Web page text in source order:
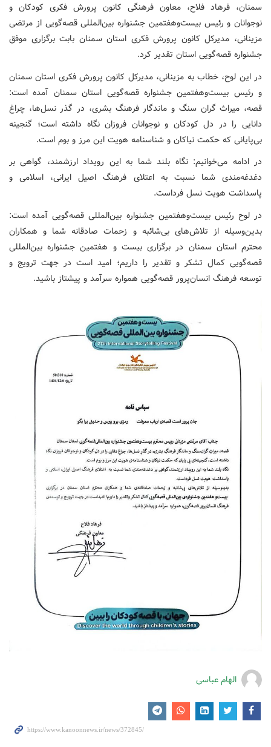
سمنان، فرهاد فلاح، معاون فرهنگی کانون پرورش فکری کودکان و
نوجوانان و رئیس بیست‌وهفتمین جشنواره بین‌المللی قصه‌گویی از مرتضی
مزینانی، مدیرکل کانون پرورش فکری استان سمنان بابت برگزاری موفق
جشنواره قصه‌گویی استان تقدیر کرد.
در این لوح، خطاب به مزینانی، مدیرکل کانون پرورش فکری استان سمنان
و رئیس بیست‌وهفتمین جشنواره قصه‌گویی استان سمنان آمده است:
قصه، میراث گران سنگ و ماندگار فرهنگ بشری، در گذر نسل‌ها، چراغ
دانایی را در دل کودکان و نوجوانان فروزان نگاه داشته است؛ گنجینه
بی‌پایانی که حکمت نیاکان و شناسنامه هویت این مرز و بوم است.
در ادامه می‌خوانیم: نگاه بلند شما به این رویداد ارزشمند، گواهی بر
دغدغه‌مندی شما نسبت به اعتلای فرهنگ اصیل ایرانی، اسلامی و
پاسداشت هویت نسل فرداست.
در لوح رئیس بیست‌وهفتمین جشنواره بین‌المللی قصه‌گویی آمده است:
بدین‌وسیله از تلاش‌های بی‌شائبه و زحمات صادقانه شما و همکاران
محترم استان سمنان در برگزاری بیست و هفتمین جشنواره بین‌المللی
قصه‌گویی کمال تشکر و تقدیر را داریم؛ امید است در جهت ترویج و
توسعه فرهنگ انسان‌پرور قصه‌گویی همواره سرآمد و پیشتاز باشید.
الهام عباسی